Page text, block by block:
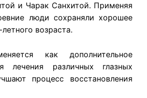
и Чарак Санхитой. Применяя
люди сохраняли хорошее
возраста.
как дополнительное
лечения различных глазных
процесс восстановления